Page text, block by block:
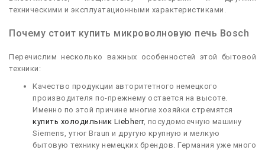
техническими и эксплуатационными характеристиками.
Почему стоит купить микроволновую печь Bosch
Перечислим несколько важных особенностей этой бытовой
техники:
Качество продукции авторитетного немецкого
производителя по-прежнему остается на высоте.
Именно по этой причине многие хозяйки стремятся
купить холодильник Liebherr, посудомоечную машину
Siemens, утюг Braun и другую крупную и мелкую
бытовую технику немецких брендов. Германия уже много